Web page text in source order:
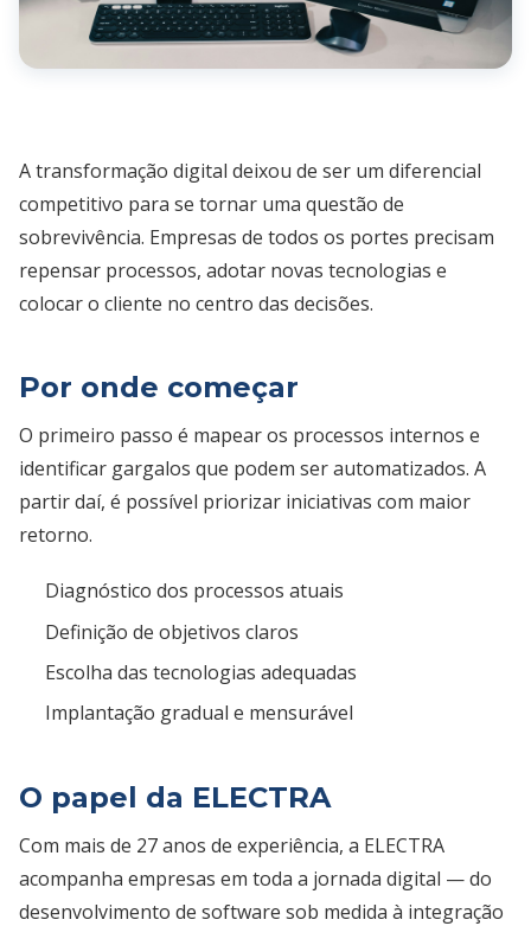
A transformação digital deixou de ser um diferencial
competitivo para se tornar uma questão de
sobrevivência. Empresas de todos os portes precisam
repensar processos, adotar novas tecnologias e
colocar o cliente no centro das decisões.
Por onde começar
O primeiro passo é mapear os processos internos e
identificar gargalos que podem ser automatizados. A
partir daí, é possível priorizar iniciativas com maior
retorno.
Diagnóstico dos processos atuais
Definição de objetivos claros
Escolha das tecnologias adequadas
Implantação gradual e mensurável
O papel da ELECTRA
Com mais de 27 anos de experiência, a ELECTRA
acompanha empresas em toda a jornada digital — do
desenvolvimento de software sob medida à integração